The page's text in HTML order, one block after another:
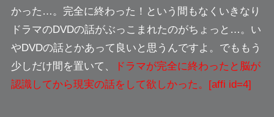
かった…。 完全に終わった！という間もなく いきなり
ドラマのDVDの話がぶっこまれたのがちょっと…。い
やDVDの話とかあって良いと思うんですよ。でももう
少しだけ間を置いて、
ドラマが完全に終わったと脳が
認識してから現実の話をして欲しかった。[affi id=4]